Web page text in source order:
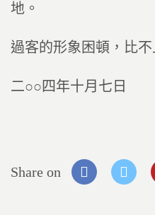
地。
過客的形象困頓，比不
二○○四年十月七日
Share on